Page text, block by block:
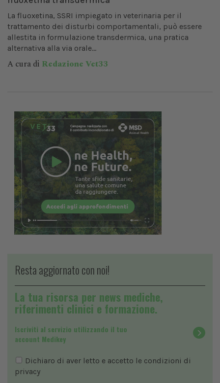
La fluoxetina, SSRI impiegato in veterinaria per il
trattamento dei disturbi comportamentali, può essere
allestita in formulazione transdermica, una pratica
alternativa alla via orale...
A cura di Redazione Vet33
Resta aggiornato con noi!
La tua risorsa per news mediche,
riferimenti clinici e formazione.
Iscriviti al servizio utilizzando il tuo
account Medikey
Dichiaro di aver letto e accetto le condizioni di
privacy